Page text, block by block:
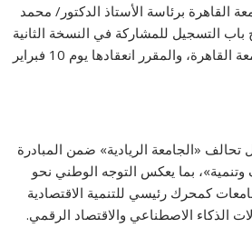
القاهرة برئاسة الأستاذ الدكتور/ محمد
التسجيل للمشاركة في النسخة الثانية
من قمة ريادة الأعمال بجامعة القاهرة، والمقرر انعقادها يوم 10 فبراير
«الجامعة الريادية» ضمن المبادرة
وتنمية»، بما يعكس التوجه الوطني نحو
كمحرك رئيسي للتنمية الاقتصادية
الذكاء الاصطناعي والاقتصاد الرقمي.